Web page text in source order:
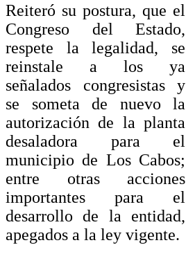
Reiteró su postura, que el
Congreso del Estado,
respete la legalidad, se
reinstale a los ya
señalados congresistas y
se someta de nuevo la
autorización de la planta
desaladora para el
municipio de Los Cabos;
entre otras acciones
importantes para el
desarrollo de la entidad,
apegados a la ley vigente.